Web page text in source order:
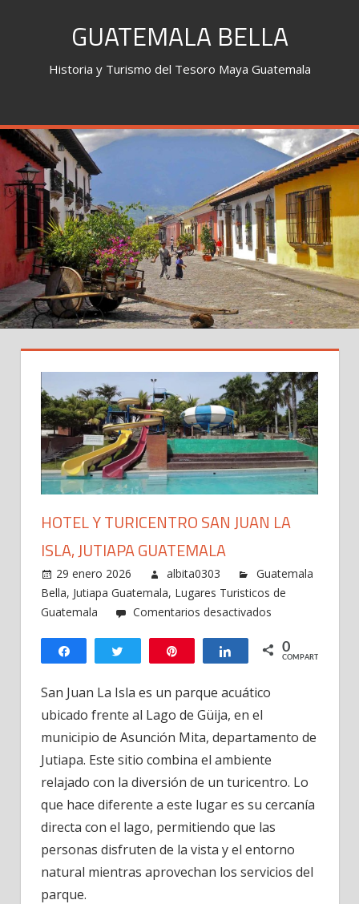
GUATEMALA BELLA
Historia y Turismo del Tesoro Maya Guatemala
HOTEL Y TURICENTRO SAN JUAN LA
ISLA, JUTIAPA GUATEMALA
29 enero 2026 albita0303
Guatemala
Bella, Jutiapa Guatemala, Lugares Turisticos de
Guatemala
Comentarios desactivados
y
Isla,
Guatemala
Compartir Twittear Compartir
0
COMPARTIR
San Juan La Isla es un parque acuático
ubicado frente al Lago de Güija, en el
municipio de Asunción Mita, departamento de
Jutiapa. Este sitio combina el ambiente
relajado con la diversión de un turicentro. Lo
que hace diferente a este lugar es su cercanía
directa con el lago, permitiendo que las
personas disfruten de la vista y el entorno
natural mientras aprovechan los servicios del
parque.